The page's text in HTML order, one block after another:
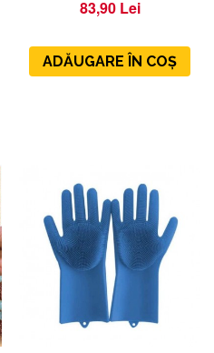
83,90 Lei
ADĂUGARE ÎN COȘ